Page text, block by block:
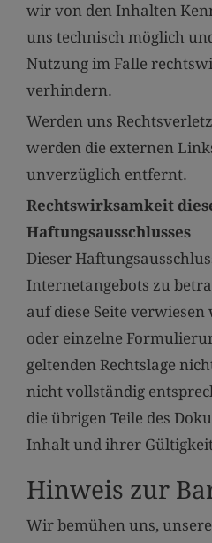
wir von den Inhalten
uns technisch möglich
Nutzung im Falle
verhindern.
Werden uns
werden die externen
unverzüglich entfernt.
Rechtswirksamkeit
Haftungsausschlusses
Dieser
Internetangebots zu
auf diese Seite verwiesen
oder einzelne
geltenden Rechtslage
nicht vollständig
die übrigen Teile des
Inhalt und ihrer
Hinweis zur
Wir bemühen uns,